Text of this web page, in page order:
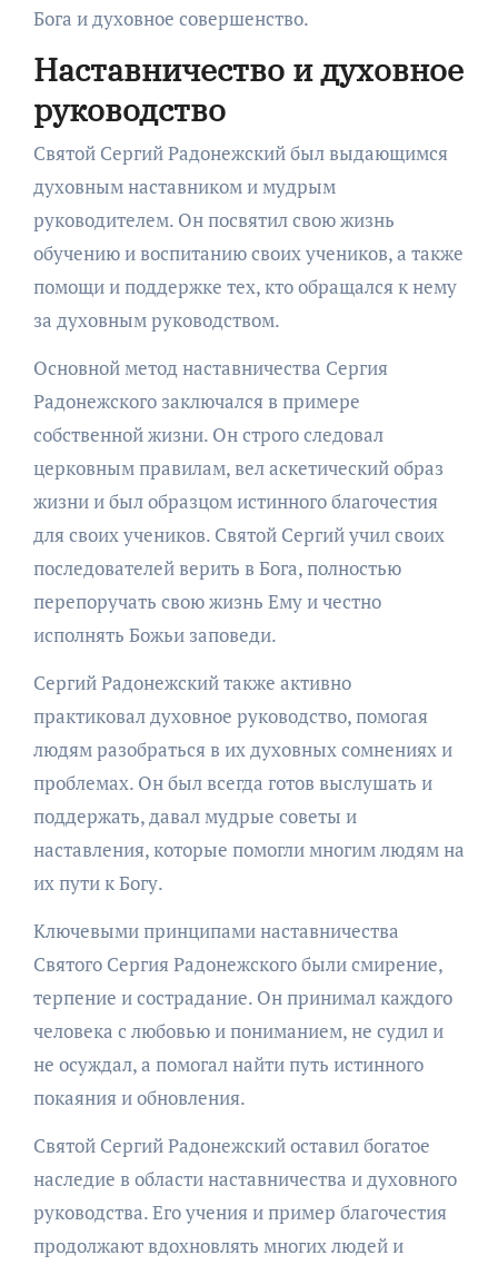
Бога и духовное совершенство.
Наставничество и духовное
руководство
Святой Сергий Радонежский был выдающимся
духовным наставником и мудрым
руководителем. Он посвятил свою жизнь
обучению и воспитанию своих учеников, а также
помощи и поддержке тех, кто обращался к нему
за духовным руководством.
Основной метод наставничества Сергия
Радонежского заключался в примере
собственной жизни. Он строго следовал
церковным правилам, вел аскетический образ
жизни и был образцом истинного благочестия
для своих учеников. Святой Сергий учил своих
последователей верить в Бога, полностью
перепоручать свою жизнь Ему и честно
исполнять Божьи заповеди.
Сергий Радонежский также активно
практиковал духовное руководство, помогая
людям разобраться в их духовных сомнениях и
проблемах. Он был всегда готов выслушать и
поддержать, давал мудрые советы и
наставления, которые помогли многим людям на
их пути к Богу.
Ключевыми принципами наставничества
Святого Сергия Радонежского были смирение,
терпение и сострадание. Он принимал каждого
человека с любовью и пониманием, не судил и
не осуждал, а помогал найти путь истинного
покаяния и обновления.
Святой Сергий Радонежский оставил богатое
наследие в области наставничества и духовного
руководства. Его учения и пример благочестия
продолжают вдохновлять многих людей и